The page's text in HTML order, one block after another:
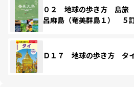
０２ 地球の歩き方 島
呂麻島（奄美群島１） ５
Ｄ１７ 地球の歩き方 タ